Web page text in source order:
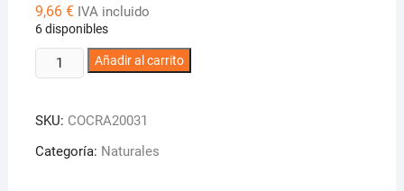
9,66 € IVA incluido
6 disponibles
Crazy
Color
Neutral
250ml
Añadir al carrito
SKU: COCRA20031
Categoría: Naturales